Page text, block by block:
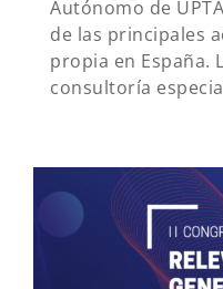
Autónomo de
de las principales
propia en España.
consultoría